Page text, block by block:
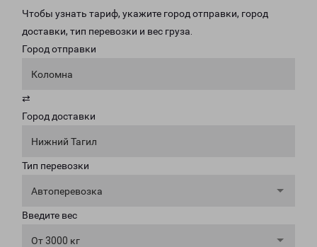
Чтобы узнать тариф, укажите город отправки, город
доставки, тип перевозки и вес груза.
Город отправки
Коломна
⇄
Город доставки
Нижний Тагил
Тип перевозки
Автоперевозка
Введите вес
От 3000 кг